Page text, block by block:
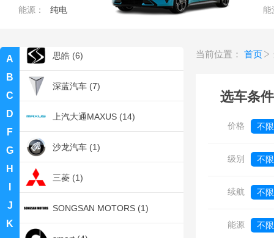
能源：
纯电
能
A
B
C
D
F
G
H
J
K
思皓 (6)
深蓝汽车 (7)
上汽大通MAXUS (14)
沙龙汽车 (1)
三菱 (1)
SONGSAN MOTORS (1)
当前位置： 首页
选车条件
价格 不限
0万
级别 不限
续航 不限
能源 不限